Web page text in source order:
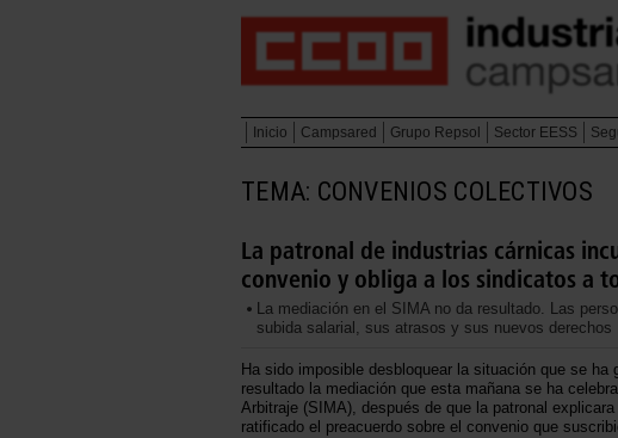
Inicio Campsared Grupo Repsol Sector EESS
TEMA: CONVENIOS COLECTIVOS
La patronal de industrias cárnicas
convenio y obliga a los sindicatos a
La mediación en el SIMA no da resultado. Las
subida salarial, sus atrasos y sus nuevos derechos
Ha sido imposible desbloquear la situación que se
resultado la mediación que esta mañana se ha
Arbitraje (SIMA), después de que la patronal
ratificado el preacuerdo sobre el convenio que